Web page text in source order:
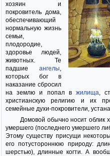
хозяин и
покровитель дома,
обеспечивающий
нормальную жизнь
семьи,
плодородие,
здоровье людей,
животных. Те
падшие ангелы,
которых бог в
наказание сбросил
на землю и попал в жилища,
христианскую религию и их
семейные духи-покровители,
Домовой обычно носит облик
умершего (последнего умершего
Этому существу присущи
его потустороннюю природу:
шерстью), длинные когти. А